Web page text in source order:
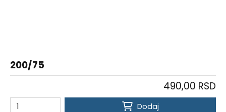
200/75
490,00 RSD
Dodaj